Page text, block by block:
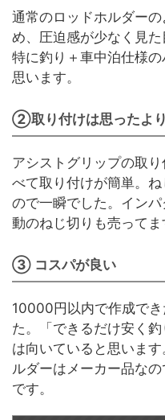
通常のロッドホルダー
め、圧迫感が少なく見た
特に釣り＋車中泊仕様
思います。
②取り付けは思ったよ
アシストグリップの取
べて取り付けが簡単。
ので一瞬でした。イン
動のねじ切りも売ってま
③ コスパが良い
10000円以内で作成で
た。「できるだけ安く
は向いていると思いま
ルダーはメーカー品な
です。